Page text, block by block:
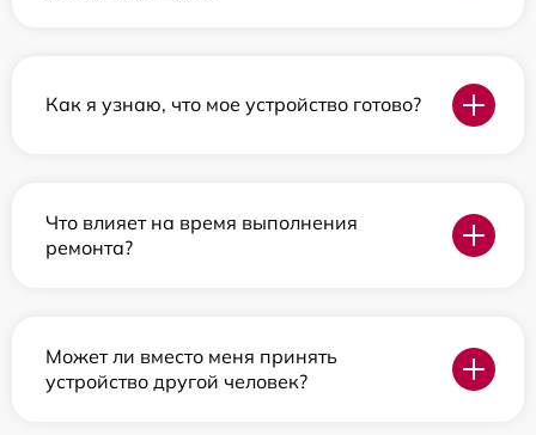
Как я узнаю, что мое устройство готово?
Что влияет на время выполнения
ремонта?
Может ли вместо меня принять
устройство другой человек?